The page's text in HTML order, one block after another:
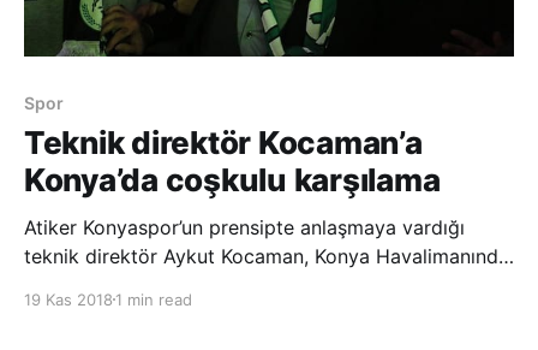
Spor
Teknik direktör Kocaman’a
Konya’da coşkulu karşılama
Atiker Konyaspor’un prensipte anlaşmaya vardığı
teknik direktör Aykut Kocaman, Konya Havalimanında
yüzlerce taraftar, Kocaman’a tezahüratlar yaparak
19 Kas 2018 1 min read